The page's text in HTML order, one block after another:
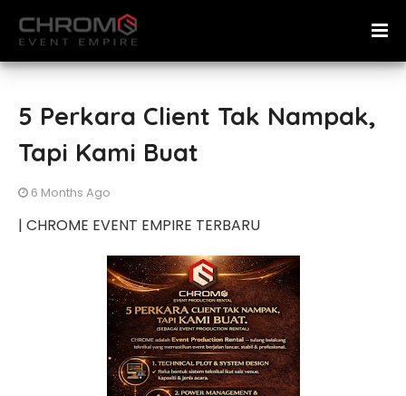
5 Perkara Client Tak Nampak,
Tapi Kami Buat
6 Months Ago
| CHROME EVENT EMPIRE TERBARU